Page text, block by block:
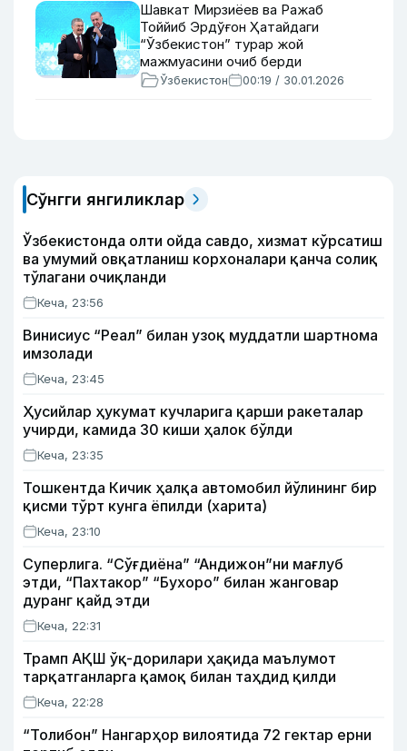
Шавкат Мирзиёев ва Ражаб
Тоййиб Эрдўғон Ҳатайдаги
“Ўзбекистон” турар жой
мажмуасини очиб берди
Ўзбекистон 00:19 / 30.01.2026
Сўнгги янгиликлар
Ўзбекистонда олти ойда савдо, хизмат кўрсатиш
ва умумий овқатланиш корхоналари қанча солиқ
тўлагани очиқланди
Кеча, 23:56
Винисиус “Реал” билан узоқ муддатли шартнома
имзолади
Кеча, 23:45
Ҳусийлар ҳукумат кучларига қарши ракеталар
учирди, камида 30 киши ҳалок бўлди
Кеча, 23:35
Тошкентда Кичик ҳалқа автомобил йўлининг бир
қисми тўрт кунга ёпилди (харита)
Кеча, 23:10
Суперлига. “Сўғдиёна” “Андижон”ни мағлуб
этди, “Пахтакор” “Бухоро” билан жанговар
дуранг қайд этди
Кеча, 22:31
Трамп АҚШ ўқ-дорилари ҳақида маълумот
тарқатганларга қамоқ билан таҳдид қилди
Кеча, 22:28
“Толибон” Нангарҳор вилоятида 72 гектар ерни